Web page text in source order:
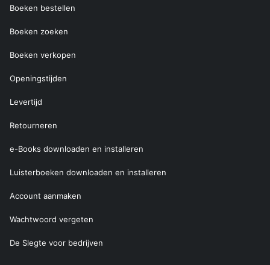
Boeken bestellen
Boeken zoeken
Boeken verkopen
Openingstijden
Levertijd
Retourneren
e-Books downloaden en installeren
Luisterboeken downloaden en installeren
Account aanmaken
Wachtwoord vergeten
De Slegte voor bedrijven